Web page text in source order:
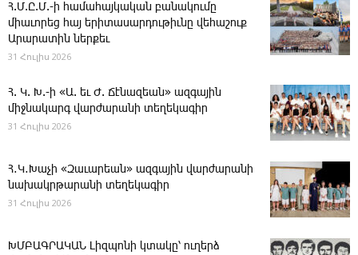
Հ.Մ.Ը.Մ.-ի համահայկական բանակումը
միաւորեց հայ երիտասարդութիւնը վեհաշուք
Արարատին ներքեւ
31 Հուլիս 2026
Հ. Կ. Խ.-ի «Ա. եւ Ժ. ­Ճէնազեան» ազգային
միջնակարգ վարժարանի տեղեկագիր
31 Հուլիս 2026
Հ․Կ․Խաչի «Զաւարեան» ազգային վարժարանի
նախակրթարանի տեղեկագիր
31 Հուլիս 2026
ԽՄԲԱԳՐԱԿԱՆ ­Լիզպոնի կտակը՝ ուղերձ